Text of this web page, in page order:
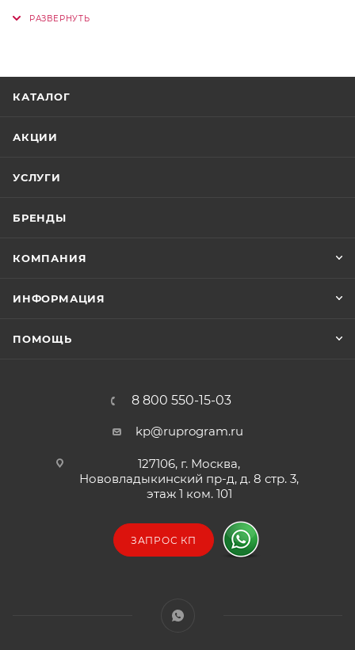
КАТАЛОГ
АКЦИИ
УСЛУГИ
БРЕНДЫ
КОМПАНИЯ
ИНФОРМАЦИЯ
ПОМОЩЬ
8 800 550-15-03
kp@ruprogram.ru
127106, г. Москва,
Нововладыкинский пр-д, д. 8 стр. 3,
этаж 1 ком. 101
ЗАПРОС КП